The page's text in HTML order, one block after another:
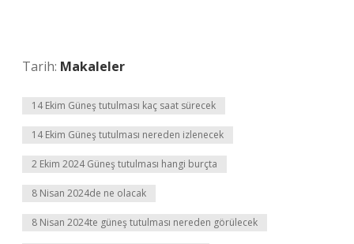
Tarih: Makaleler
14 Ekim Güneş tutulması kaç saat sürecek
14 Ekim Güneş tutulması nereden izlenecek
2 Ekim 2024 Güneş tutulması hangi burçta
8 Nisan 2024de ne olacak
8 Nisan 2024te güneş tutulması nereden görülecek